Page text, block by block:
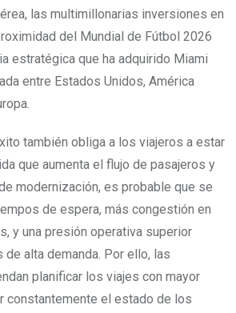
las multimillonarias inversiones en
del Mundial de Fútbol 2026
estratégica que ha adquirido Miami
entre Estados Unidos, América
también obliga a los viajeros a estar
que aumenta el flujo de pasajeros y
modernización, es probable que se
de espera, más congestión en
y una presión operativa superior
alta demanda. Por ello, las
planificar los viajes con mayor
constantemente el estado de los